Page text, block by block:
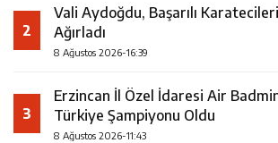
2
Vali Aydoğdu, Başarılı
Ağırladı
8 Ağustos 2026-16:39
3
Erzincan İl Özel İdaresi Air
Türkiye Şampiyonu Oldu
8 Ağustos 2026-11:43